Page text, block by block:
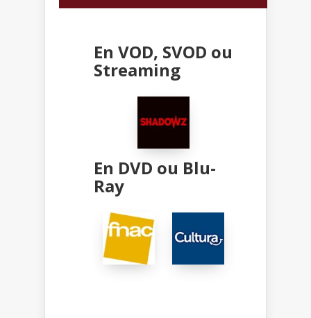
En VOD, SVOD ou
Streaming
En DVD ou Blu-
Ray